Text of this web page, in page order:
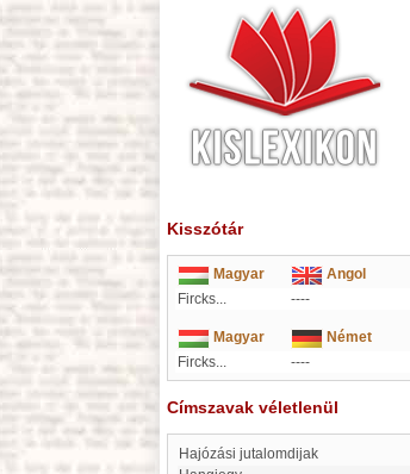
Kisszótár
Magyar
Angol
Fircks...
----
Magyar
Német
Fircks...
----
Címszavak véletlenül
Hajózási jutalomdijak